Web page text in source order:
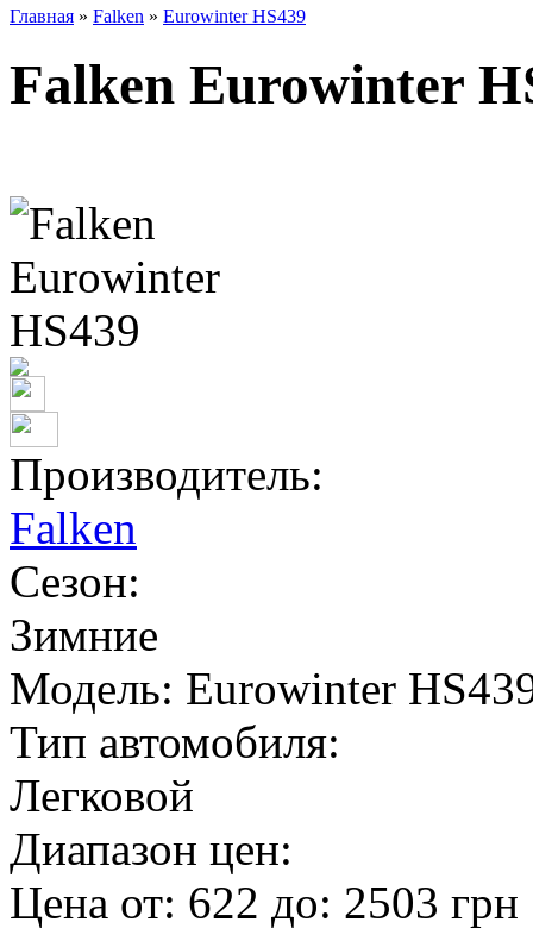
Главная » Falken » Eurowinter HS439
Falken Eurowinter
Производитель:
Falken
Сезон:
Зимние
Модель: Eurowinter
Тип автомобиля:
Легковой
Диапазон цен:
Цена от: 622 до: 2503 грн